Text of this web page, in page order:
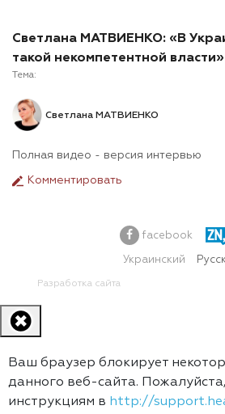
Светлана МАТВИЕНКО: «В
такой некомпетентной власти»
Тема:
Светлана МАТВИЕНКО
Полная видео - версия интервью
Комментировать
facebook
Украинский
Разработка сайта
Ваш браузер блокирует
данного веб-сайта.
инструкциям в http://